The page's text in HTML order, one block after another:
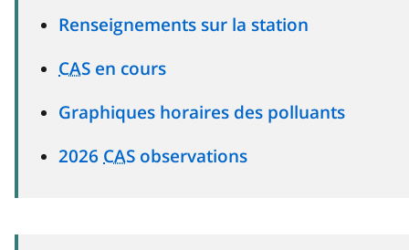
Renseignements sur la station
CAS en cours
Graphiques horaires des polluants
2026 CAS observations